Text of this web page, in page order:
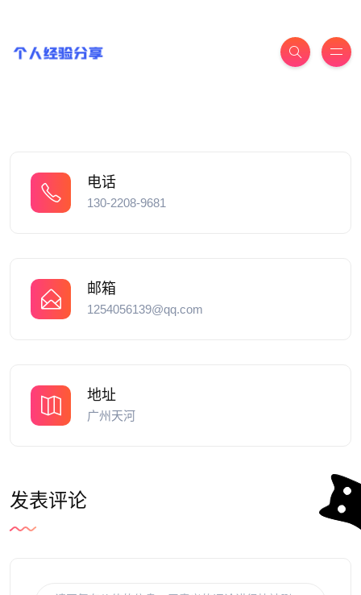
电话
130-2208-9681
邮箱
1254056139@qq.com
地址
广州天河
发表评论